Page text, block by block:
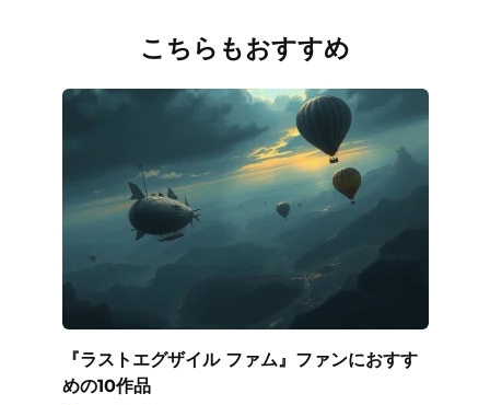
こちらもおすすめ
『ラストエグザイル ファム』ファンにおすす
めの10作品